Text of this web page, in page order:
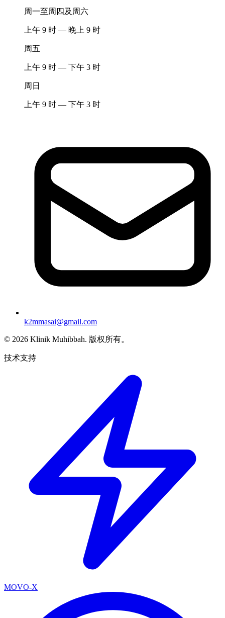
周一至周四及周六
上午 9 时 — 晚上 9 时
周五
上午 9 时 — 下午 3 时
周日
上午 9 时 — 下午 3 时
k2mmasai@gmail.com
© 2026 Klinik Muhibbah. 版权所有。
技术支持
MOVO-X